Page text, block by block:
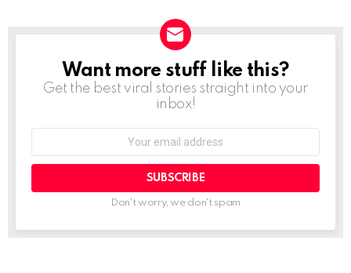
NEWSLETTER
Want more stuff like this?
Get the best viral stories straight into your
inbox!
Don't worry, we don't spam